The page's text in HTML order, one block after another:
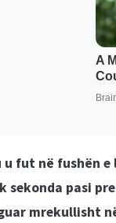
u fut në fushën
sekonda pasi
mrekullisht